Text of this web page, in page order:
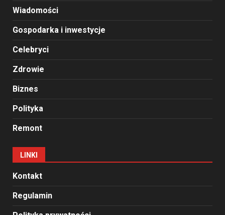
Wiadomości
Gospodarka i inwestycje
Celebryci
Zdrowie
Biznes
Polityka
Remont
LINKI
Kontakt
Regulamin